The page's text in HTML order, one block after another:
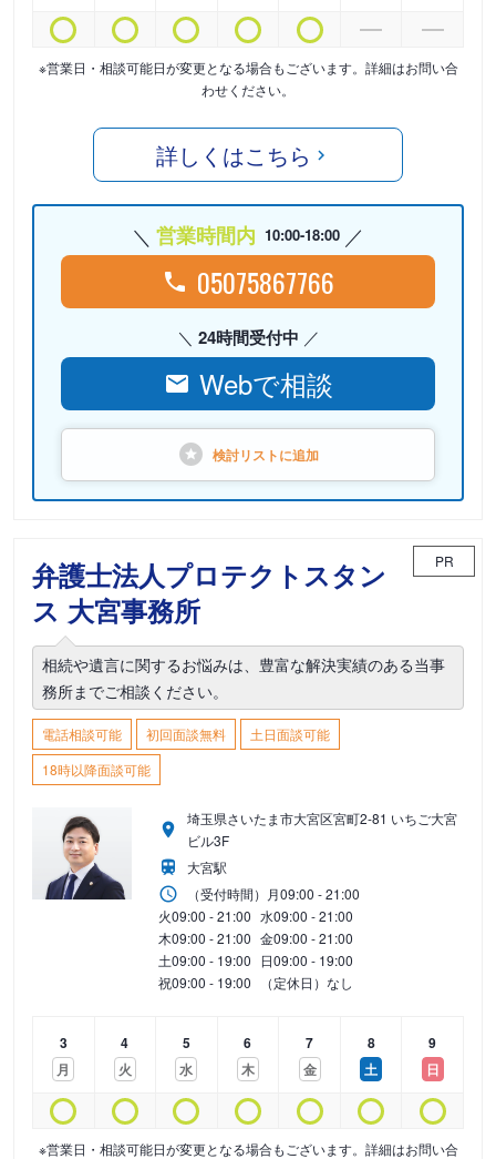
※営業日・相談可能日が変更となる場合もございます。詳細はお問い合
わせください。
詳しくはこちら
営業時間内 10:00-18:00
05075867766
24時間受付中
Webで相談
検討リストに追加
弁護士法人プロテクトスタン
ス 大宮事務所
PR
相続や遺言に関するお悩みは、豊富な解決実績のある当事
務所までご相談ください。
電話相談可能 初回面談無料
土日面談可能
18時以降面談可能
埼玉県さいたま市大宮区宮町2-81 いちご大宮
ビル3F
大宮駅
（受付時間） 月09:00 - 21:00
火09:00 - 21:00 水09:00 - 21:00
木09:00 - 21:00 金09:00 - 21:00
土09:00 - 19:00 日09:00 - 19:00
祝09:00 - 19:00 （定休日）なし
3
月
4
火
5
水
6
木
7
金
8
土
9
日
※営業日・相談可能日が変更となる場合もございます。詳細はお問い合